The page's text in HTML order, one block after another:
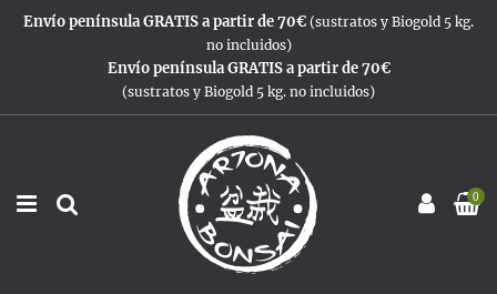
Envío península GRATIS a partir de 70€ (sustratos y Biogold 5 kg.
no incluidos)
Envío península GRATIS a partir de 70€
(sustratos y Biogold 5 kg. no incluidos)
0